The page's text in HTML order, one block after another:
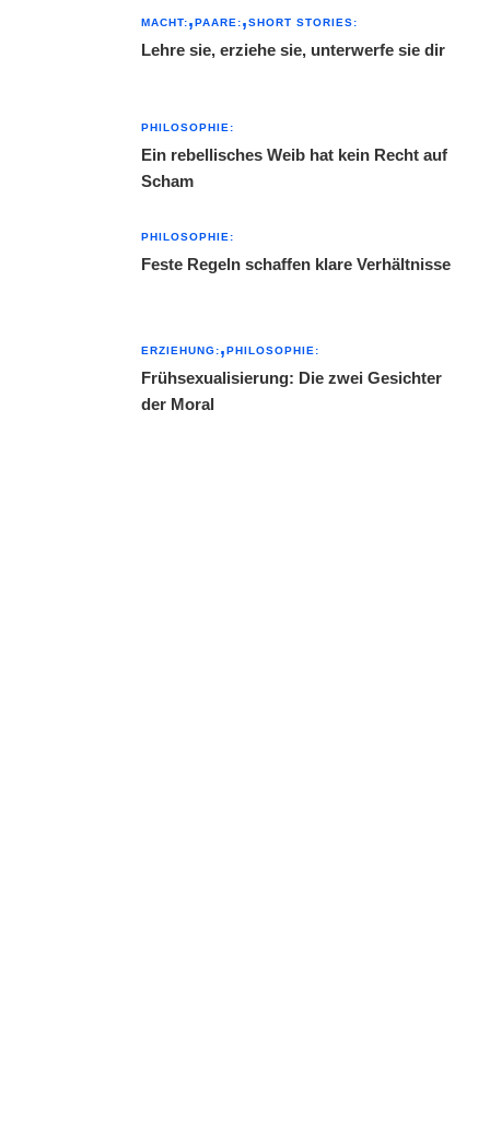
MACHT: PAARE: SHORT STORIES:
Lehre sie, erziehe sie, unterwerfe sie dir
PHILOSOPHIE:
Ein rebellisches Weib hat kein Recht auf
Scham
PHILOSOPHIE:
Feste Regeln schaffen klare Verhältnisse
ERZIEHUNG: PHILOSOPHIE:
Frühsexualisierung: Die zwei Gesichter
der Moral